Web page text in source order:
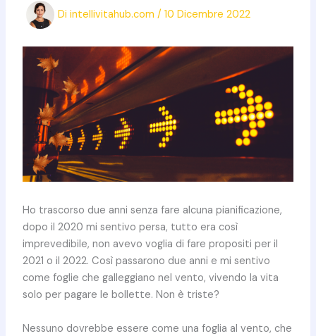
Di intellivitahub.com / 10 Dicembre 2022
Ho trascorso due anni senza fare alcuna pianificazione,
dopo il 2020 mi sentivo persa, tutto era così
imprevedibile, non avevo voglia di fare propositi per il
2021 o il 2022. Così passarono due anni e mi sentivo
come foglie che galleggiano nel vento, vivendo la vita
solo per pagare le bollette. Non è triste?
Nessuno dovrebbe essere come una foglia al vento, che